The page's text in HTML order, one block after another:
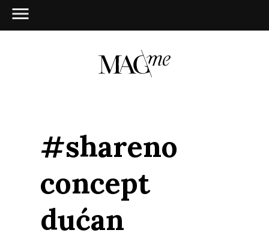
#shareno
concept
dućan